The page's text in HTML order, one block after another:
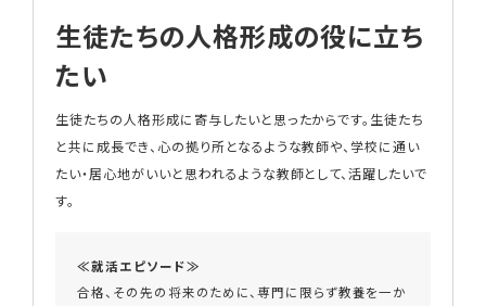
生徒たちの人格形成の役に立ち
たい
生徒たちの人格形成に寄与したいと思ったからです。生徒たち
と共に成長でき、心の拠り所となるような教師や、学校に通い
たい・居心地がいいと思われるような教師として、活躍したいで
す。
≪就活エピソード≫
合格、その先の将来のために、専門に限らず教養を一か